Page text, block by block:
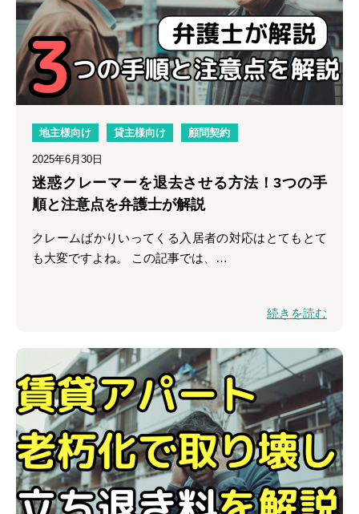
地主様向け 貸主様向け 顧問契約
2025年6月30日
迷惑クレーマーを退去させる方法！3つの手
順と注意点を弁護士が解説
クレームばかりいってくる入居者の対応はとてもとて
も大変ですよね。 この記事では、…
続きを読む